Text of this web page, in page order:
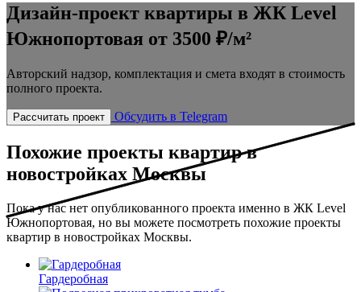
Дизайн-проект квартиры в ЖК Level
Южнопортовая от 3500 ₽/м²
Авторский надзор, комплектация и смета входят в стоимость
полного проекта.
Рассчитать проект Обсудить в Telegram
Похожие проекты квартир в
новостройках Москвы
Пока у нас нет опубликованного проекта именно в ЖК Level
Южнопортовая, но вы можете посмотреть похожие проекты
квартир в новостройках Москвы.
Гардеробная